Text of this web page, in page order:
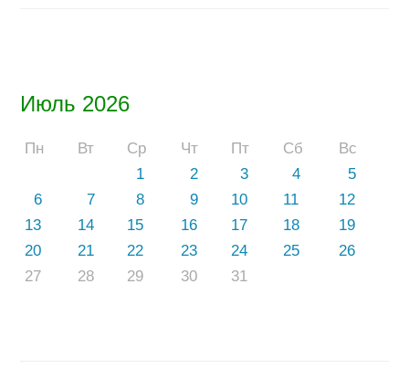
Июль 2026
Пн Вт Ср Чт Пт Сб
Вс
1
2 3 4
5
6
7 8 9 10 11
12
13
14 15 16 17 18
19
20
21 22 23 24 25
26
27
28 29 30 31